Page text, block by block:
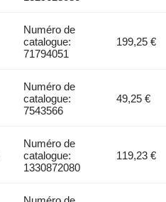
Numéro de
catalogue:
71794051
199,25 €
Numéro de
catalogue:
7543566
49,25 €
Numéro de
catalogue:
1330872080
119,23 €